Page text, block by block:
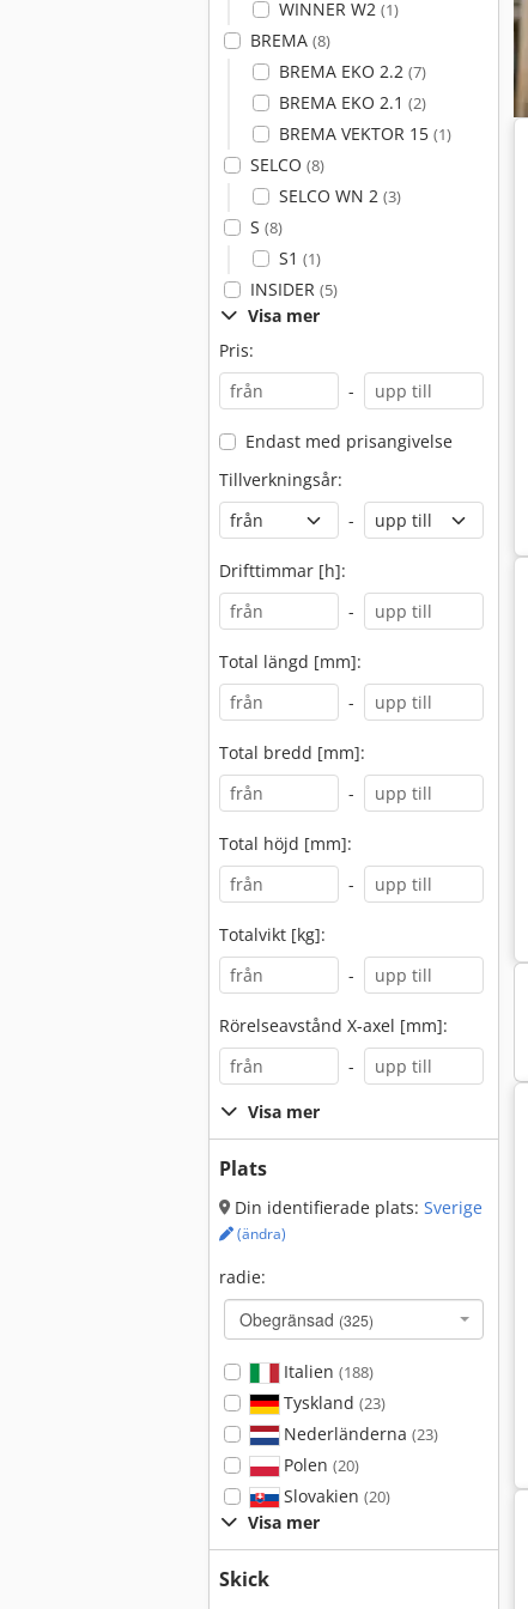
WINNER W2 (1)
BREMA (8)
BREMA EKO 2.2 (7)
BREMA EKO 2.1 (2)
BREMA VEKTOR 15 (1)
SELCO (8)
SELCO WN 2 (3)
S (8)
S1 (1)
INSIDER (5)
Visa mer
Pris:
-
Endast med prisangivelse
Tillverkningsår:
-
Drifttimmar [h]:
-
Total längd [mm]:
-
Total bredd [mm]:
-
Total höjd [mm]:
-
Totalvikt [kg]:
-
Rörelseavstånd X-axel [mm]:
-
Visa mer
Plats
Din identifierade plats: Sverige
(ändra)
radie:
Obegränsad (325)
Italien (188)
Tyskland (23)
Nederländerna (23)
Polen (20)
Slovakien (20)
Visa mer
Skick
Holz Her 1410 Holz Her 1402